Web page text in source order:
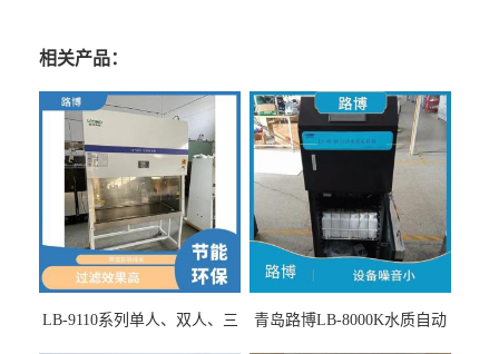
相关产品：
LB-9110系列单人、双人、三
青岛路博LB-8000K水质自动